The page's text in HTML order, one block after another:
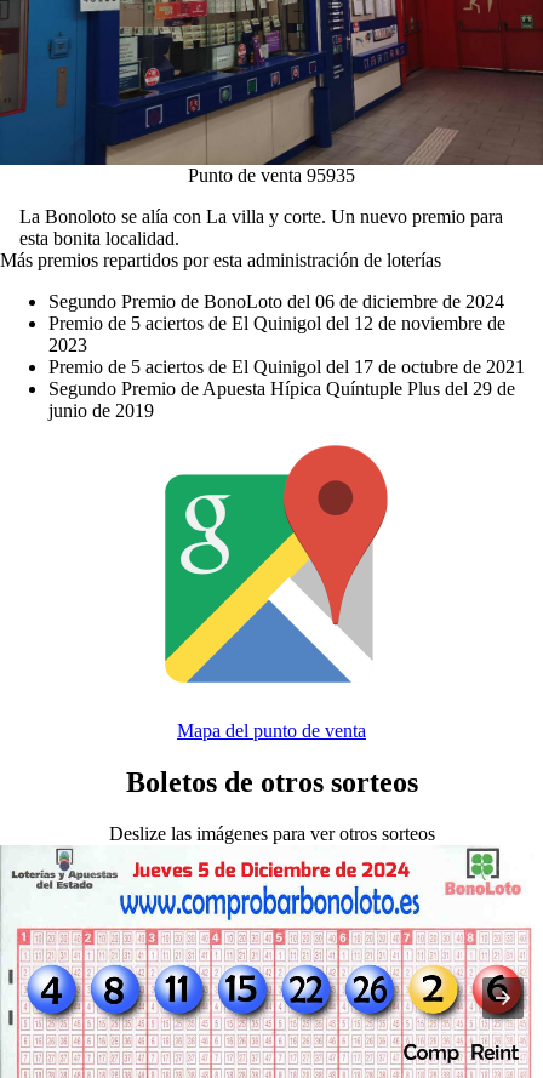
Punto de venta 95935
La Bonoloto se alía con La villa y corte. Un nuevo premio para
esta bonita localidad.
Más premios repartidos por esta administración de loterías
Segundo Premio de BonoLoto del 06 de diciembre de 2024
Premio de 5 aciertos de El Quinigol del 12 de noviembre de
2023
Premio de 5 aciertos de El Quinigol del 17 de octubre de 2021
Segundo Premio de Apuesta Hípica Quíntuple Plus del 29 de
junio de 2019
Mapa del punto de venta
Boletos de otros sorteos
Deslize las imágenes para ver otros sorteos